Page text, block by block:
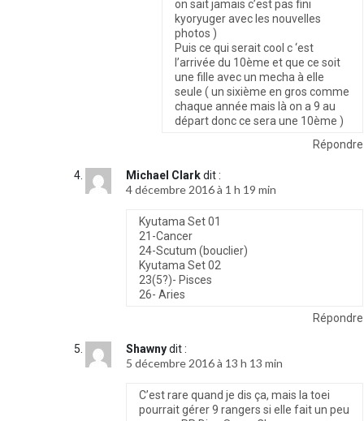
on sait jamais c’est pas fini
kyoryuger avec les nouvelles
photos )
Puis ce qui serait cool c ‘est
l’arrivée du 10ème et que ce soit
une fille avec un mecha à elle
seule ( un sixième en gros comme
chaque année mais là on a 9 au
départ donc ce sera une 10ème )
Répondre
Michael Clark dit :
4 décembre 2016 à 1 h 19 min
Kyutama Set 01
21-Cancer
24-Scutum (bouclier)
Kyutama Set 02
23(5?)- Pisces
26- Aries
Répondre
Shawny dit :
5 décembre 2016 à 13 h 13 min
C’est rare quand je dis ça, mais la toei
pourrait gérer 9 rangers si elle fait un peu